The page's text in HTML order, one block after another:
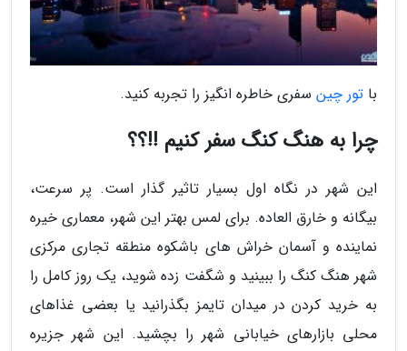
با تور چین سفری خاطره انگیز را تجربه کنید.
چرا به هنگ کنگ سفر کنیم !!؟؟
این شهر در نگاه اول بسیار تاثیر گذار است. پر سرعت،
بیگانه و خارق العاده. برای لمس بهتر این شهر، معماری خیره
نماینده و آسمان خراش های باشکوه منطقه تجاری مرکزی
شهر هنگ کنگ را ببینید و شگفت زده شوید، یک روز کامل را
به خرید کردن در میدان تایمز بگذرانید یا بعضی غذاهای
محلی بازارهای خیابانی شهر را بچشید. این شهر جزیره